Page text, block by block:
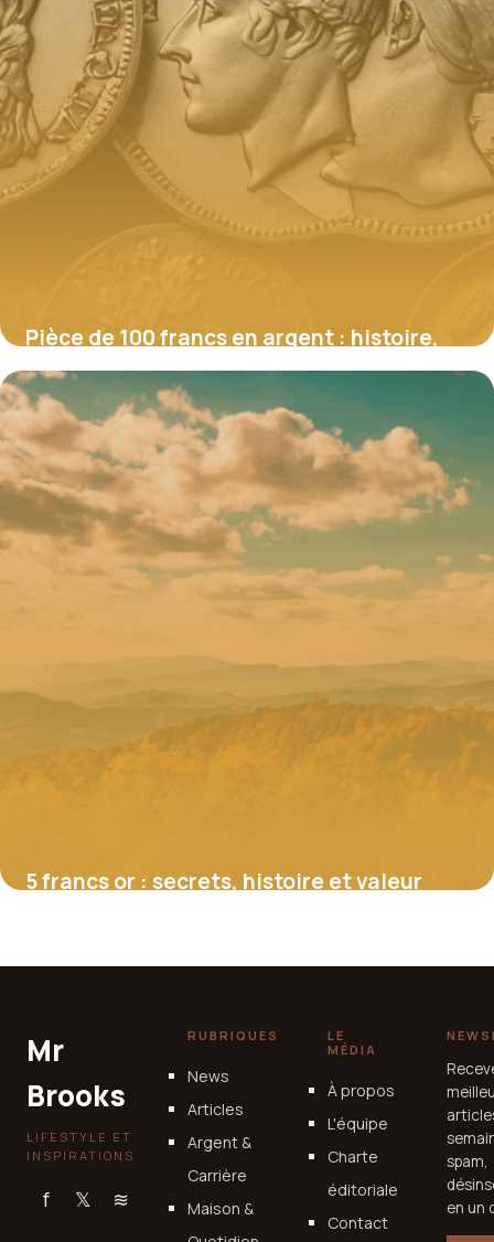
Pièce de 100 francs en argent : histoire,
rareté et secrets d’une icône
numismatique
4 juillet 2025
5 francs or : secrets, histoire et valeur
Mr
Brooks
LIFESTYLE ET
INSPIRATIONS
f 𝕏 ≋
RUBRIQUES
News
Articles
Argent &
Carrière
Maison &
LE
MÉDIA
À propos
L'équipe
Charte
éditoriale
Contact
spam,
en un